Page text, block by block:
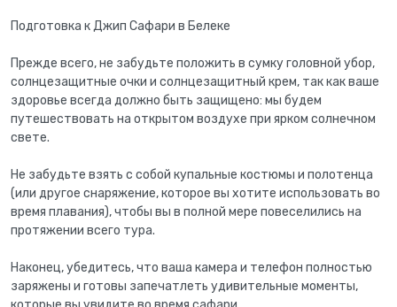
Подготовка к Джип Сафари в Белеке
Прежде всего, не забудьте положить в сумку головной убор,
солнцезащитные очки и солнцезащитный крем, так как ваше
здоровье всегда должно быть защищено: мы будем
путешествовать на открытом воздухе при ярком солнечном
свете.
Не забудьте взять с собой купальные костюмы и полотенца
(или другое снаряжение, которое вы хотите использовать во
время плавания), чтобы вы в полной мере повеселились на
протяжении всего тура.
Наконец, убедитесь, что ваша камера и телефон полностью
заряжены и готовы запечатлеть удивительные моменты,